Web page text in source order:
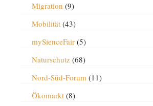
Migration (9)
Mobilität(43)
mySienceFair(5)
Naturschutz(68)
Nord-Süd-Forum(11)
Ökomarkt(8)